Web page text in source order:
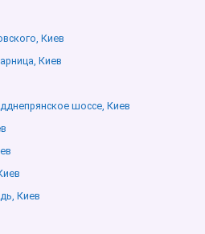
Киев
Киев
шоссе, Киев
Киев